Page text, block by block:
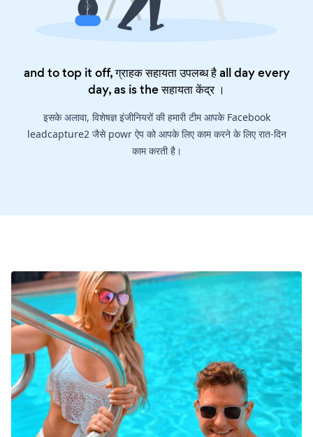
and to top it off, ग्राहक सहायता उपलब्ध है all day every
day, as is theसहायता केंद्र।
इसके अलावा, विशेषज्ञ इंजीनियरों की हमारी टीम आपके Facebook
leadcapture2 जैसे powr ऐप को आपके लिए काम करने के लिए रात-दिन
काम करती है।